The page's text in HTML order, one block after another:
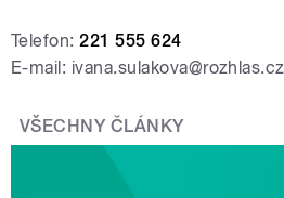
Telefon: 221 555 624
E-mail: ivana.sulakova@rozhlas.cz
VŠECHNY ČLÁNKY